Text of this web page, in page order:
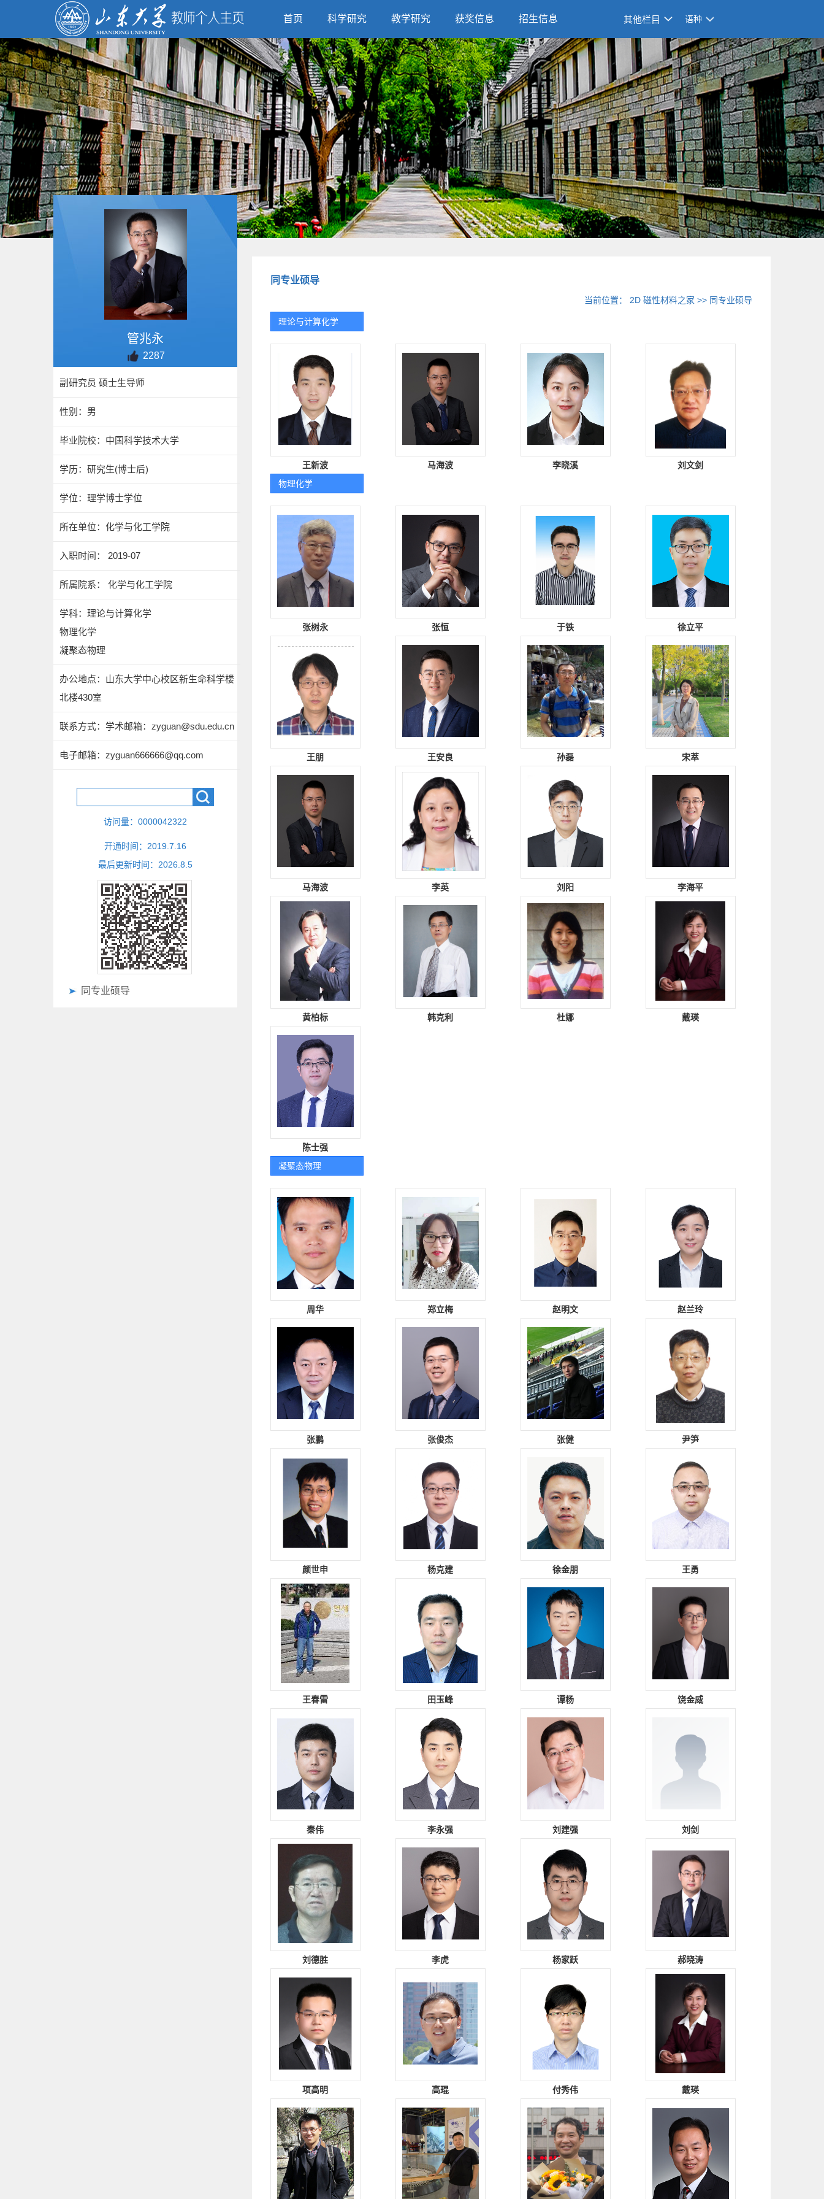
首页 科学研究 教学研究 获奖信息 招生信息 其他栏目 语种
管兆永
2287
副研究员 硕士生导师
性别：男
毕业院校：中国科学技术大学
学历：研究生(博士后)
学位：理学博士学位
所在单位：化学与化工学院
入职时间： 2019-07
所属院系： 化学与化工学院
学科：理论与计算化学
物理化学
凝聚态物理
办公地点：山东大学中心校区新生命科学楼
北楼430室
联系方式： 学术邮箱：zyguan@sdu.edu.cn
电子邮箱： zyguan666666@qq.com
访问量： 0000042322
开通时间： 2019 7 16
最后更新时间： 2026 8 5
同专业硕导
同专业硕导
当前位置： 2D 磁性材料之家 >> 同专业硕导
理论与计算化学
王新波 马海波 李晓溪
刘文剑
物理化学
张树永 张恒 于铁 徐立平
王朋 王安良 孙磊 宋萃
马海波 李英 刘阳 李海平
黄柏标 韩克利 杜娜 戴瑛
陈士强
凝聚态物理
周华 郑立梅 赵明文 赵兰玲
张鹏 张俊杰 张健 尹笋
颜世申 杨克建 徐金朋 王勇
王春雷 田玉峰 谭杨 饶金威
秦伟 李永强 刘建强 刘剑
刘德胜 李虎 杨家跃 郝晓涛
项高明 高琨 付秀伟 戴瑛